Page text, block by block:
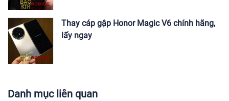
Thay cáp gập Honor Magic V6 chính hãng,
lấy ngay
Danh mục liên quan